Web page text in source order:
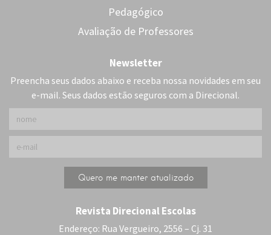
Pedagógico
Avaliação de Professores
Newsletter
Preencha seus dados abaixo e receba nossa novidades em seu
e-mail. Seus dados estão seguros com a Direcional.
Revista Direcional Escolas
Endereço: Rua Vergueiro, 2556 – Cj. 31